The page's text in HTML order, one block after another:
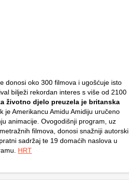
donosi oko 300 filmova i ugošćuje isto
bilježi rekordan interes s više od 2100
životno djelo preuzela je britanska
je Amerikancu Amidu Amidiju uručeno
animacije. Ovogodišnji program, uz
filmova, donosi snažniji autorski
sadržaj te 19 domaćih naslova u
HRT